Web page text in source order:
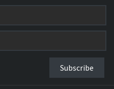
Subscribe